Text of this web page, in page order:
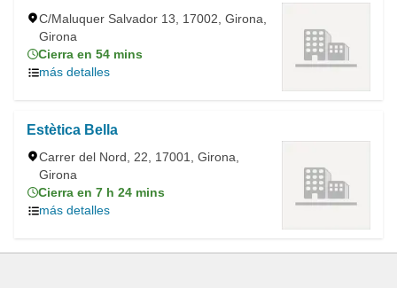
C/Maluquer Salvador 13, 17002, Girona,
Girona
Cierra en 54 mins
más detalles
Estètica Bella
Carrer del Nord, 22, 17001, Girona,
Girona
Cierra en 7 h 24 mins
más detalles